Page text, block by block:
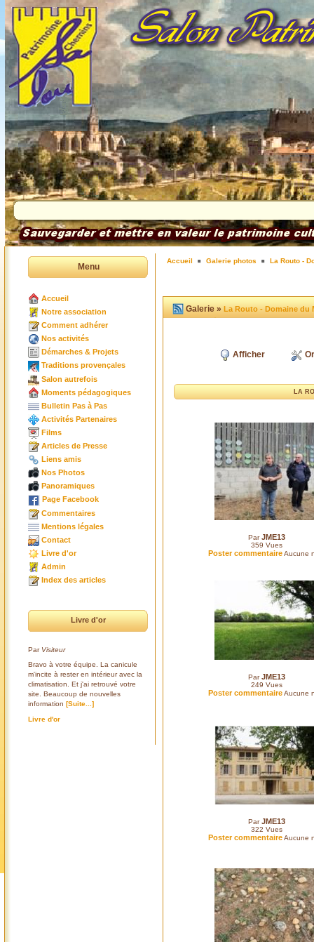
Menu
Accueil
Notre association
Comment adhérer
Nos activités
Démarches & Projets
Traditions provençales
Salon autrefois
Moments pédagogiques
Bulletin Pas à Pas
Activités Partenaires
Films
Articles de Presse
Liens amis
Nos Photos
Panoramiques
Page Facebook
Commentaires
Mentions légales
Contact
Livre d'or
Admin
Index des articles
Livre d'or
Par Visiteur
Bravo à votre équipe. La canicule
m'incite à rester en intérieur avec la
climatisation. Et j'ai retrouvé votre
site. Beaucoup de nouvelles
information [Suite...]
Livre d'or
Accueil Galerie photos La Routo -
Galerie »La Routo - Domaine du
Afficher
LA
ParJME13
359 Vues
Poster commentaireAucune
ParJME13
249 Vues
Poster commentaireAucune
ParJME13
322 Vues
Poster commentaireAucune